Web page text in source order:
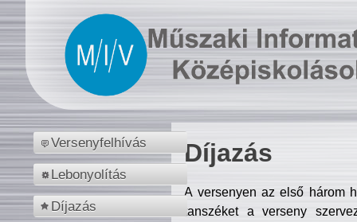
Versenyfelhívás
Lebonyolítás
Díjazás
Díjazás
A versenyen az első három
tanszéket a verseny